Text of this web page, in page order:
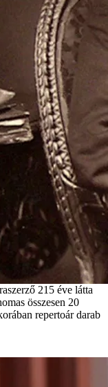
215 éve látta
összesen 20
repertoár darab